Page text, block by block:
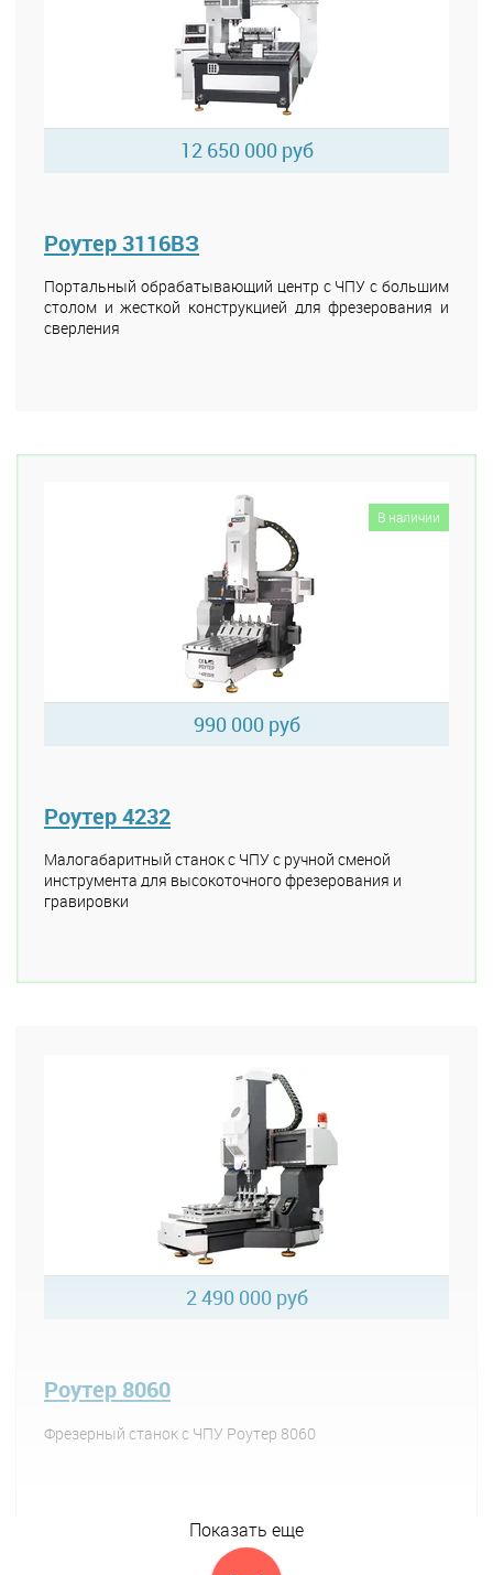
12 650 000 руб
Роутер 3116ВЗ
Портальный обрабатывающий центр с ЧПУ с большим
столом и жесткой конструкцией для фрезерования и
сверления
В наличии
990 000 руб
Роутер 4232
Малогабаритный станок с ЧПУ с ручной сменой
инструмента для высокоточного фрезерования и
гравировки
2 490 000 руб
Роутер 8060
Фрезерный станок с ЧПУ Роутер 8060
Показать еще